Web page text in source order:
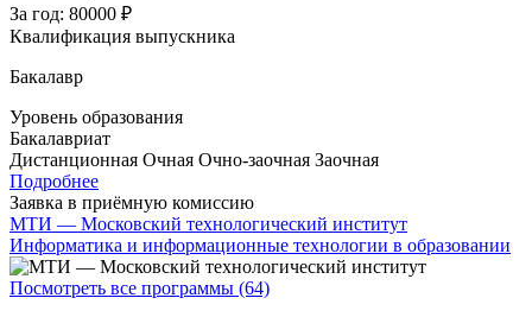
За год: 80000 ₽
Квалификация выпускника
Бакалавр
Уровень образования
Бакалавриат
Дистанционная Очная Очно-заочная Заочная
Подробнее
Заявка в приёмную комиссию
МТИ — Московский технологический институт
Информатика и информационные технологии в образовании
Посмотреть все программы (64)